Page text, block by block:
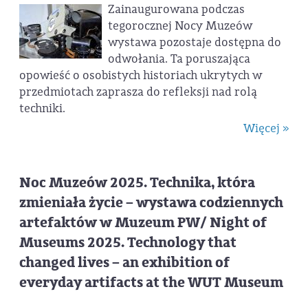
Zainaugurowana podczas
tegorocznej Nocy Muzeów
wystawa pozostaje dostępna do
odwołania. Ta poruszająca
opowieść o osobistych historiach ukrytych w
przedmiotach zaprasza do refleksji nad rolą
techniki.
Więcej »
Noc Muzeów 2025. Technika, która
zmieniała życie – wystawa codziennych
artefaktów w Muzeum PW/ Night of
Museums 2025. Technology that
changed lives – an exhibition of
everyday artifacts at the WUT Museum